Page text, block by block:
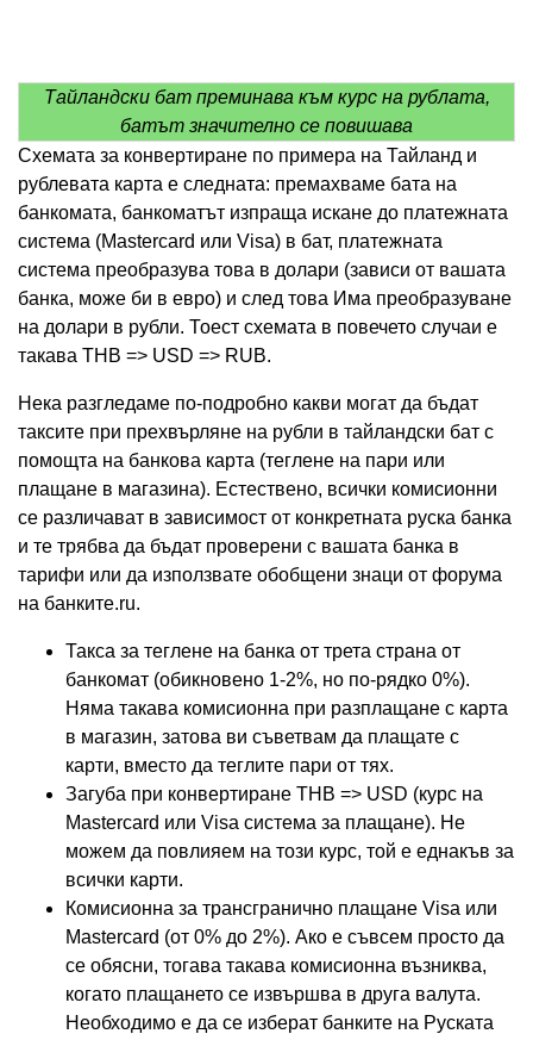
Тайландски бат преминава към курс на рублата,
батът значително се повишава
Схемата за конвертиране по примера на Тайланд и
рублевата карта е следната: премахваме бата на
банкомата, банкоматът изпраща искане до платежната
система (Mastercard или Visa) в бат, платежната
система преобразува това в долари (зависи от вашата
банка, може би в евро) и след това Има преобразуване
на долари в рубли. Тоест схемата в повечето случаи е
такава THB => USD => RUB.
Нека разгледаме по-подробно какви могат да бъдат
таксите при прехвърляне на рубли в тайландски бат с
помощта на банкова карта (теглене на пари или
плащане в магазина). Естествено, всички комисионни
се различават в зависимост от конкретната руска банка
и те трябва да бъдат проверени с вашата банка в
тарифи или да използвате обобщени знаци от форума
на банките.ru.
Такса за теглене на банка от трета страна от
банкомат (обикновено 1-2%, но по-рядко 0%).
Няма такава комисионна при разплащане с карта
в магазин, затова ви съветвам да плащате с
карти, вместо да теглите пари от тях.
Загуба при конвертиране THB => USD (курс на
Mastercard или Visa система за плащане). Не
можем да повлияем на този курс, той е еднакъв за
всички карти.
Комисионна за трансгранично плащане Visa или
Mastercard (от 0% до 2%). Ако е съвсем просто да
се обясни, тогава такава комисионна възниква,
когато плащането се извършва в друга валута.
Необходимо е да се изберат банките на Руската